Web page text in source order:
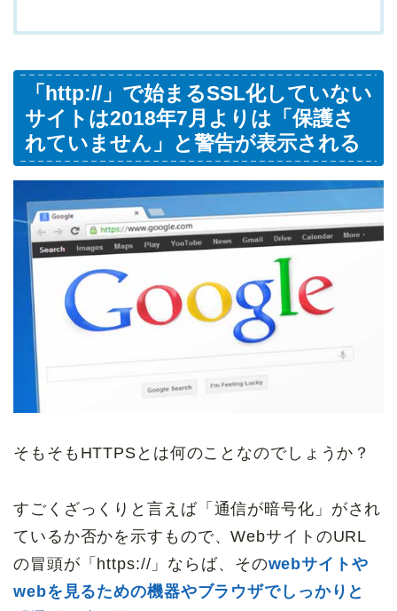
「http://」で始まるSSL化していない
サイトは2018年7月よりは「保護さ
れていません」と警告が表示される
そもそもHTTPSとは何のことなのでしょうか？
すごくざっくりと言えば「通信が暗号化」がされ
ているか否かを示すもので、WebサイトのURL
の冒頭が「https://」ならば、そのwebサイトや
webを見るための機器やブラウザでしっかりと